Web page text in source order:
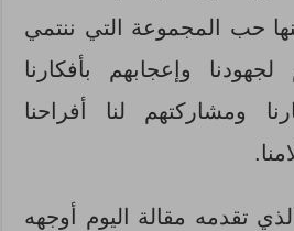
حب المجموعة التي ننتمي
لجهودنا وإعجابهم بأفكارنا
ومشاركتهم لنا أفراحنا
تقدمه مقالة اليوم أوجهه